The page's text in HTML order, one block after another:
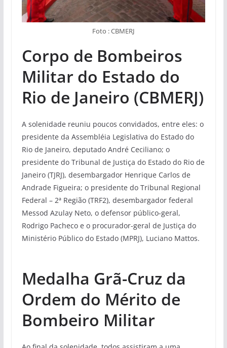
Foto : CBMERJ
Corpo de Bombeiros
Militar do Estado do
Rio de Janeiro (CBMERJ)
A solenidade reuniu poucos convidados, entre eles: o
presidente da Assembléia Legislativa do Estado do
Rio de Janeiro, deputado André Ceciliano; o
presidente do Tribunal de Justiça do Estado do Rio de
Janeiro (TJRJ), desembargador Henrique Carlos de
Andrade Figueira; o presidente do Tribunal Regional
Federal – 2ª Região (TRF2), desembargador federal
Messod Azulay Neto, o defensor público-geral,
Rodrigo Pacheco e o procurador-geral de Justiça do
Ministério Público do Estado (MPRJ), Luciano Mattos.
Medalha Grã-Cruz da
Ordem do Mérito de
Bombeiro Militar